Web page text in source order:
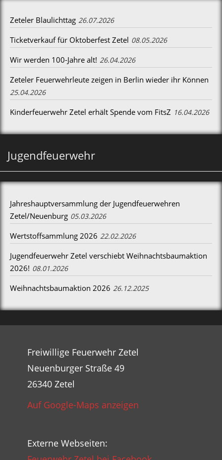
Zeteler Blaulichttag 26.07.2026
Ticketverkauf für Oktoberfest Zetel 08.05.2026
Wir werden 100-Jahre alt! 26.04.2026
Zeteler Feuerwehrleute zeigen in Berlin wieder ihr Können
25.04.2026
Kinderfeuerwehr Zetel erhält Spende vom FitsZ 16.04.2026
Jugendfeuerwehr
Jahreshauptversammlung der Jugendfeuerwehren
Zetel/Neuenburg 05.03.2026
Wertstoffsammlung 2026 22.02.2026
Jugendfeuerwehr Zetel verschiebt Weihnachtsbaumaktion
2026! 08.01.2026
Weihnachtsbaumaktion 2026 26.12.2025
Freiwillige Feuerwehr Zetel
Neuenburger Straße 49
26340 Zetel
Auf Google-Maps anzeigen
Externe Webseiten: